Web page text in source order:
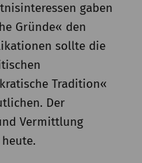
gaben
Gründe« den
sollte die
Tradition«
Der
Vermittlung